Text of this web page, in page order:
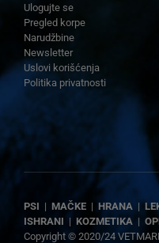
Ulogujte se
Pregled korpe
Narudžbine
Newsletter
Uslovi korišćenja
Politika privatnosti
PSI | MAČKE| HRANA|
ISHRANI | KOZMETIKA|
Copyright © 2020/24